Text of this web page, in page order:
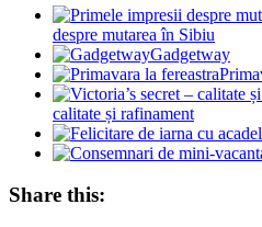
despre mutarea în Sibiu
Gadgetway
calitate și rafinament
Share this: